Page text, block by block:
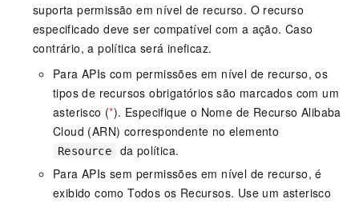
suporta permissão em nível de recurso. O recurso
especificado deve ser compatível com a ação. Caso
contrário, a política será ineficaz.
Para APIs com permissões em nível de recurso, os
tipos de recursos obrigatórios são marcados com um
asterisco (*). Especifique o Nome de Recurso Alibaba
Cloud (ARN) correspondente no elemento
Resource
da política.
Para APIs sem permissões em nível de recurso, é
exibido como Todos os Recursos. Use um asterisco